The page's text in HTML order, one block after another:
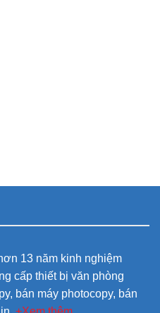
13 năm kinh nghiệm
cấp thiết bị văn phòng
bán máy photocopy, bán